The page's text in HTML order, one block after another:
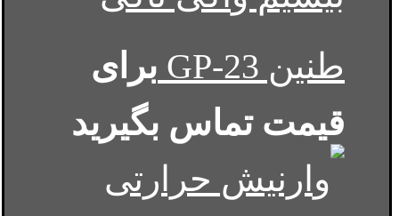
طنین GP-23
برای
قیمت تماس بگیرید